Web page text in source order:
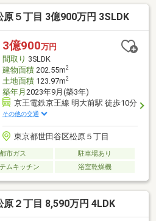
ゆっくり見学出来ます！▼地域に
アを中心に限定されたエリアで営
以上に、これからお住いになる地
リットも同時にお伝え致します。
産のご購入に対して、ご不安な方
いませ。
５丁目 3億900万円 3SLDK
3億900万円
間取り 3SLDK
建物面積202.55m2
土地面積123.97m2
築年月 2023年9月(築3年)
京王電鉄京王線 明大前駅 徒歩10分
その他の交通
東京都世田谷区松原５丁目
都市ガス
駐車場あり
ムキッチン 浴室乾燥機
２丁目 8,590万円 4LDK